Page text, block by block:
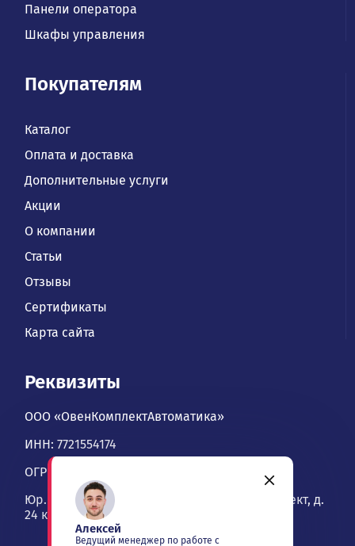
Панели оператора
Шкафы управления
Покупателям
Каталог
Оплата и доставка
Дополнительные услуги
Акции
О компании
Статьи
Отзывы
Сертификаты
Карта сайта
Реквизиты
ООО «ОвенКомплектАвтоматика»
ИНН: 7721554174
ОГРН: 1067746534900
Юр. адрес: 109428, Москва, Рязанский проспект, д.
24 к. 2, офис 1101
Алексей
Ведущий менеджер по работе с